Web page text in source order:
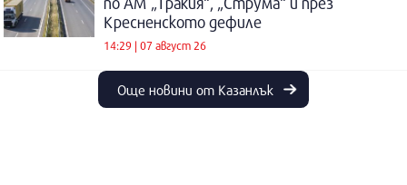
Кресненското дефиле
14:29 | 07 август 26
Още новини от Казанлък